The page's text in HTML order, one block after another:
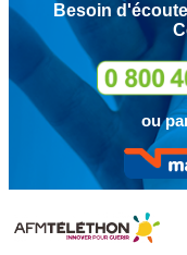
Besoin
ou